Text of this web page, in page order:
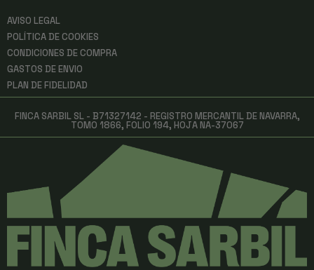
AVISO LEGAL
POLÍTICA DE COOKIES
CONDICIONES DE COMPRA
GASTOS DE ENVIO
PLAN DE FIDELIDAD
FINCA SARBIL SL - B71327142 - REGISTRO MERCANTIL DE NAVARRA,
TOMO 1866, FOLIO 194, HOJA NA-37067